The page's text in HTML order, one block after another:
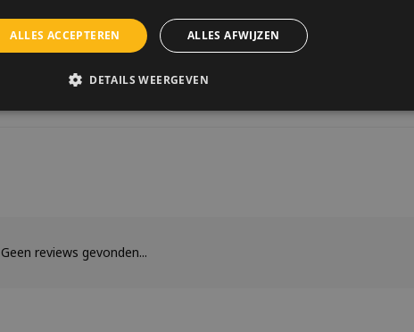
Theelichthouder
Grachtenhuis Trap
€12,95
Geen reviews gevonden...
ALLES ACCEPTEREN ALLES AFWIJZEN
DETAILS WEERGEVEN